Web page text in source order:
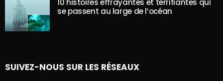
10 histoires effrayantes et terrifiantes qui
se passent au large de l’océan
SUIVEZ-NOUS SUR LES RÉSEAUX